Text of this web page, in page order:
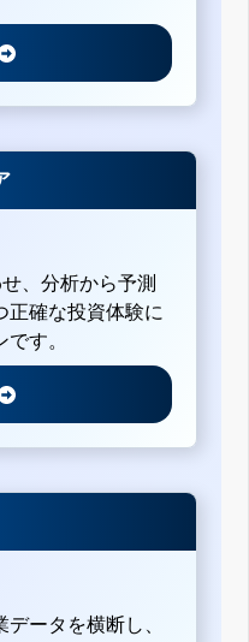
、分析から予測
正確な投資体験に
す。
ータを横断し、